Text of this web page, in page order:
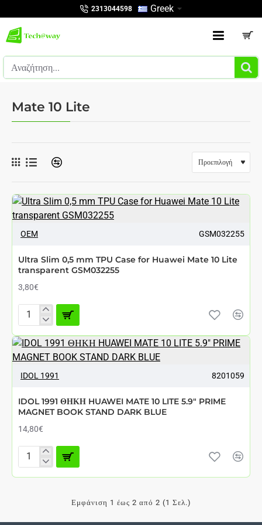
2313044598 Greek
Αναζήτηση...
Mate 10 Lite
OEM GSM032255
Ultra Slim 0,5 mm TPU Case for Huawei Mate 10 Lite
transparent GSM032255
3,80€
Ultra
0,5
TPU
Case
for
Mate
10
Lite
transparent
GSM032255
10 - 30 ΜΈΡΕΣ
IDOL 1991 8201059
IDOL 1991 ΘΗΚΗ HUAWEI MATE 10 LITE 5.9" PRIME
MAGNET BOOK STAND DARK BLUE
14,80€
IDOL
Εμφάνιση 1 έως 2 από 2 (1 Σελ.)